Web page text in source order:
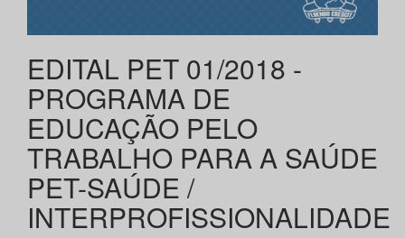
EDITAL PET 01/2018 -
PROGRAMA DE
EDUCAÇÃO PELO
TRABALHO PARA A SAÚDE
PET-SAÚDE /
INTERPROFISSIONALIDADE